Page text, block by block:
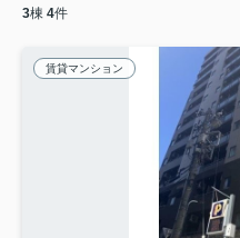
3棟 4件
賃貸マンション